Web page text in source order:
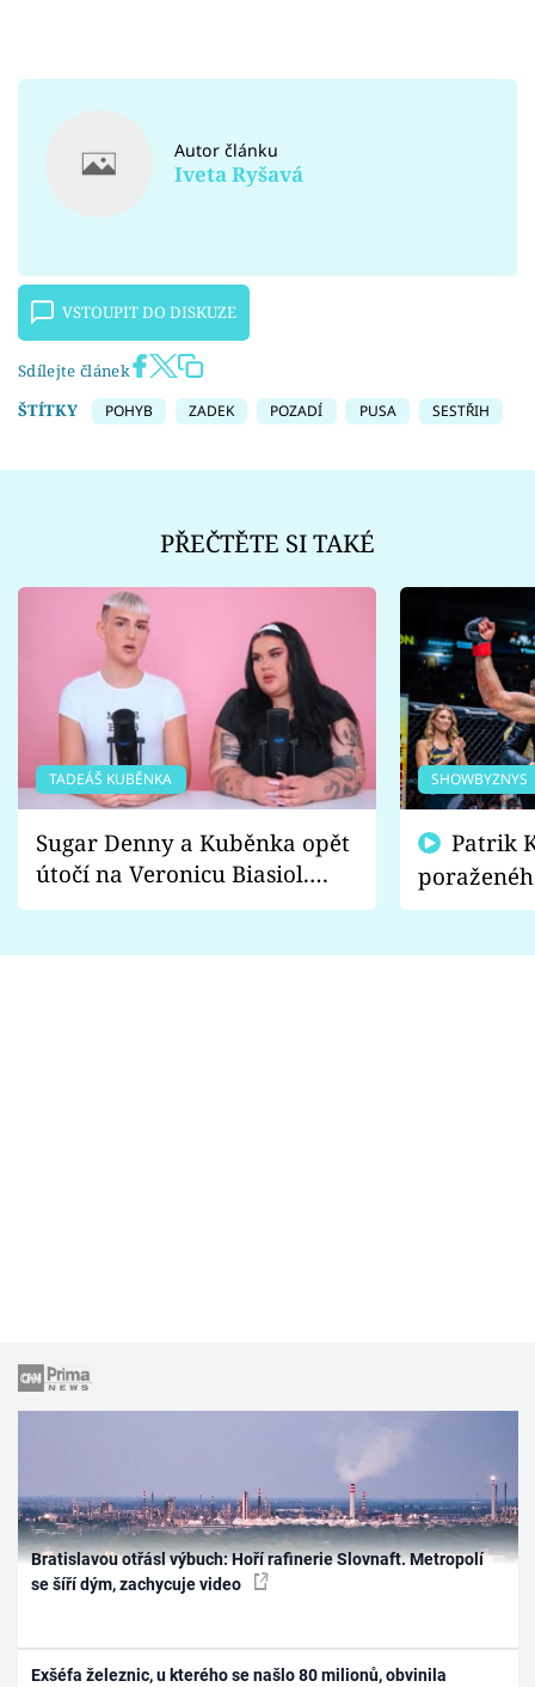
Autor článku
Iveta Ryšavá
VSTOUPIT DO DISKUZE
Sdílejte článek
ŠTÍTKY
POHYB ZADEK POZADÍ PUSA SESTŘIH
PŘEČTĚTE SI TAKÉ
TADEÁŠ KUBĚNKA
Sugar Denny a Kuběnka opět
útočí na Veronicu Biasiol.
Proč je podle nich falešná a
SHOWBYZNYS
fanoušci
Bratislavou otřásl výbuch: Hoří rafinerie Slovnaft. Metropolí
se šíří dým, zachycuje video
Exšéfa železnic, u kterého se našlo 80 milionů, obvinila